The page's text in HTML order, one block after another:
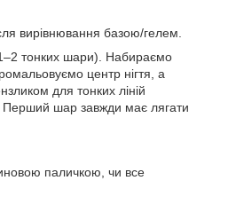
вирівнювання базою/гелем.
тонких шари). Набираємо
центр нігтя, а
для тонких ліній
Перший шар завжди має лягати
паличкою, чи все